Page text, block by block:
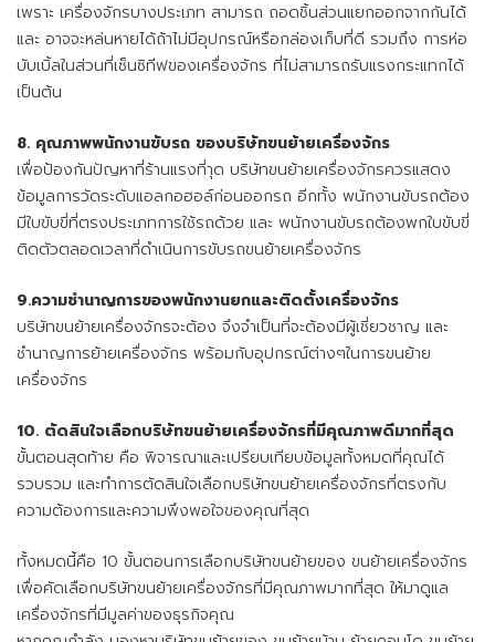
เพราะ เครื่องจักรบางประเภท สามารถ ถอดชิ้นส่วนแยกออกจากกันได้
และ อาจจะหล่นหายได้ถ้าไม่มีอุปกรณ์หรือกล่องเก็บที่ดี รวมถึง การห่อ
บับเบิ้ลในส่วนที่เซ็นซิทีฟของเครื่องจักร ที่ไม่สามารถรับแรงกระแทกได้
เป็นต้น
8. คุณภาพพนักงานขับรถ ของบริษัทขนย้ายเครื่องจักร
เพื่อป้องกันปัญหาที่ร้านแรงที่าุด บริษัทขนย้ายเครื่องจักรควรแสดง
ข้อมูลการวัดระดับแอลกอฮอล์ก่อนออกรถ อีกทั้ง พนักงานขับรถต้อง
มีใบขับขี่ที่ตรงประเภทการใช้รถด้วย และ พนักงานขับรถต้องพกใบขับขี่
ติดตัวตลอดเวลาที่ดำเนินการขับรถขนย้ายเครื่องจักร
9.ความชำนาญการของพนักงานยกและติดตั้งเครื่องจักร
บริษัทขนย้ายเครื่องจักรจะต้อง จึงจำเป็นที่จะต้องมีผู้เชี่ยวชาญ และ
ชำนาญการย้ายเครื่องจักร พร้อมกับอุปกรณ์ต่างๆในการขนย้าย
เครื่องจักร
10. ตัดสินใจเลือกบริษัทขนย้ายเครื่องจักรที่มีคุณภาพดีมากที่สุด
ขั้นตอนสุดท้าย คือ พิจารณาและเปรียบเทียบข้อมูลทั้งหมดที่คุณได้
รวบรวม และทำการตัดสินใจเลือกบริษัทขนย้ายเครื่องจักรที่ตรงกับ
ความต้องการและความพึงพอใจของคุณที่สุด
ทั้งหมดนี้คือ 10 ขั้นตอนการเลือกบริษัทขนย้ายของ ขนย้ายเครื่องจักร
เพื่อคัดเลือกบริษัทขนย้ายเครื่องจักรที่มีคุณภาพมากที่สุด ให้มาดูแล
เครื่องจักรที่มีมูลค่าของธุรกิจคุณ